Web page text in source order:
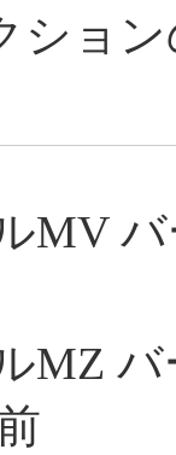
ショ
MV
MZ